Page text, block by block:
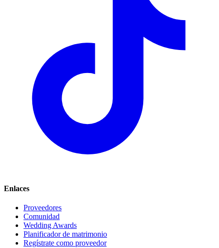
Enlaces
Proveedores
Comunidad
Wedding Awards
Planificador de matrimonio
Regístrate como proveedor